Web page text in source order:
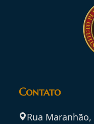
Contato
Rua